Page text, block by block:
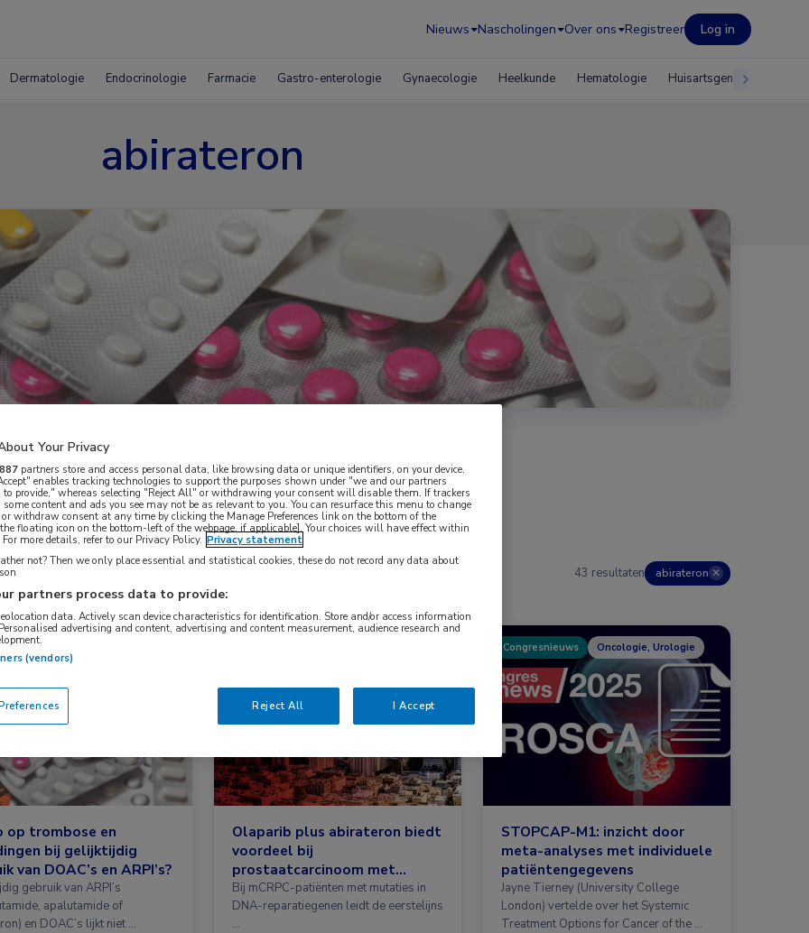
Nieuws Nascholingen Over ons Registreer Log in
Dermatologie Endocrinologie Farmacie Gastro-enterologie Gynaecologie Heelkunde Hematologie Huisartsgeneeskunde
abirateron
43 resultaten abirateron ✕
op trombose en
bij gelijktijdig
van DOAC’s en ARPI’s?
gebruik van ARPI’s
apalutamide of
en DOAC’s lijkt niet …
Olaparib plus abirateron biedt
voordeel bij
prostaatcarcinoom met
BRCA-mutaties
Bij mCRPC-patiënten met mutaties in
DNA-reparatiegenen leidt de eerstelijns
…
Congresnieuws Oncologie, Urologie
STOPCAP-M1: inzicht door
meta-analyses met individuele
patiëntengegevens
Jayne Tierney (University College
London) vertelde over het Systemic
Treatment Options for Cancer of the …
Your Privacy
887 partners store and access personal data, like browsing data or unique identifiers, on your device.
enables tracking technologies to support the purposes shown under "we and our partners
to provide," whereas selecting "Reject All" or withdrawing your consent will disable them. If trackers
some content and ads you see may not be as relevant to you. You can resurface this menu to change
or withdraw consent at any time by clicking the Manage Preferences link on the bottom of the
floating icon on the bottom-left of the webpage, if applicable]. Your choices will have effect within
more details, refer to our Privacy Policy. Privacy statement
not? Then we only place essential and statistical cookies, these do not record any data about
partners process data to provide:
data. Actively scan device characteristics for identification. Store and/or access information
advertising and content, advertising and content measurement, audience research and
(vendors)
Reject All I Accept